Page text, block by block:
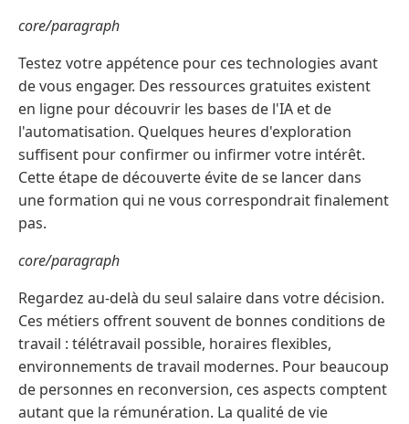
core/paragraph
Testez votre appétence pour ces technologies avant
de vous engager. Des ressources gratuites existent
en ligne pour découvrir les bases de l'IA et de
l'automatisation. Quelques heures d'exploration
suffisent pour confirmer ou infirmer votre intérêt.
Cette étape de découverte évite de se lancer dans
une formation qui ne vous correspondrait finalement
pas.
core/paragraph
Regardez au-delà du seul salaire dans votre décision.
Ces métiers offrent souvent de bonnes conditions de
travail : télétravail possible, horaires flexibles,
environnements de travail modernes. Pour beaucoup
de personnes en reconversion, ces aspects comptent
autant que la rémunération. La qualité de vie